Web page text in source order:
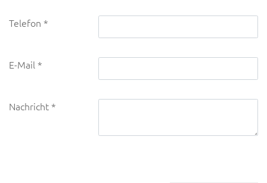
Telefon
E-Mail
Nachricht